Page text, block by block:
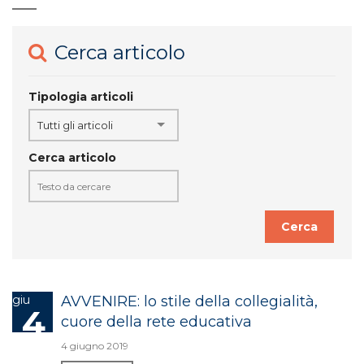
Cerca articolo
Tipologia articoli
Tutti gli articoli
Cerca articolo
Cerca
giu
4
AVVENIRE: lo stile della collegialità,
cuore della rete educativa
4 giugno 2019